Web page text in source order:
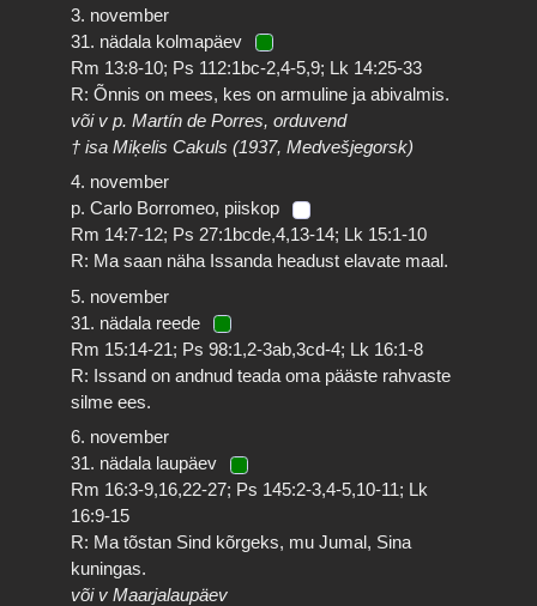
3. november
31. nädala kolmapäev
Rm 13:8-10; Ps 112:1bc-2,4-5,9; Lk 14:25-33
R: Õnnis on mees, kes on armuline ja abivalmis.
või v p. Martín de Porres, orduvend
† isa Miķelis Cakuls (1937, Medvešjegorsk)
4. november
p. Carlo Borromeo, piiskop
Rm 14:7-12; Ps 27:1bcde,4,13-14; Lk 15:1-10
R: Ma saan näha Issanda headust elavate maal.
5. november
31. nädala reede
Rm 15:14-21; Ps 98:1,2-3ab,3cd-4; Lk 16:1-8
R: Issand on andnud teada oma pääste rahvaste
silme ees.
6. november
31. nädala laupäev
Rm 16:3-9,16,22-27; Ps 145:2-3,4-5,10-11; Lk
16:9-15
R: Ma tõstan Sind kõrgeks, mu Jumal, Sina
kuningas.
või v Maarjalaupäev